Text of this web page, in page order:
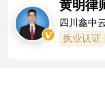
黄明律
四川鑫中
执业认证